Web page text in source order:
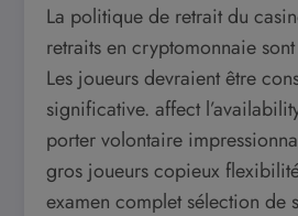
La politique de retrait du
retraits en cryptomonnaie
Les joueurs devraient être
significative. affect
porter volontaire
gros joueurs copieux
examen complet sélection